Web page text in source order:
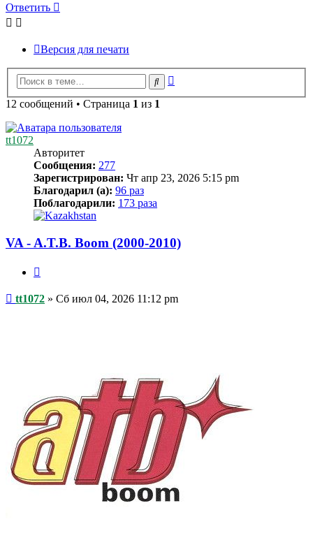
Ответить
Версия для печати
Поиск
12 сообщений • Страница 1 из 1
tt1072
Авторитет
Сообщения: 277
Зарегистрирован: Чт апр 23, 2026 5:15 pm
Благодарил (а): 96 раз
Поблагодарили: 173 раза
VA - A.T.B. Boom (2000-2010)
Сообщение
tt1072 » Сб июл 04, 2026 11:12 pm